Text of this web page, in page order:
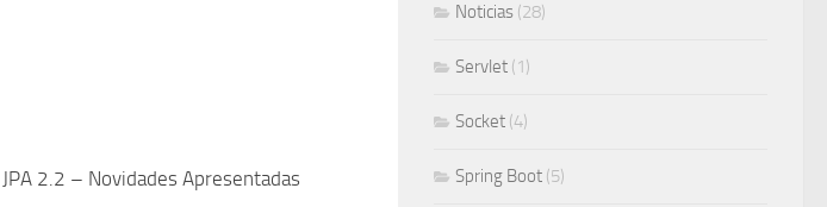
JPA 2.2 – Novidades Apresentadas
Noticias (28)
Servlet (1)
Socket (4)
Spring Boot (5)